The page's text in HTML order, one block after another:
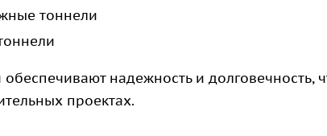
тоннели
обеспечивают надежность и долговечность,
проектах.